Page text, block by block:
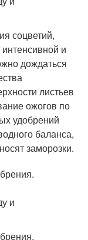
соцветий,
и
дождаться
листьев
ожогов по
удобрений
баланса,
заморозки.